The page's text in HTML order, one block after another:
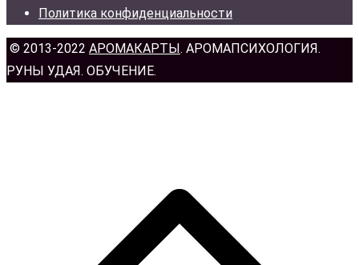
Политика конфиденциальности
© 2013-2022 АРОМАКАРТЫ . АРОМАПСИХОЛОГИЯ.
РУНЫ УДАЯ. ОБУЧЕНИЕ.